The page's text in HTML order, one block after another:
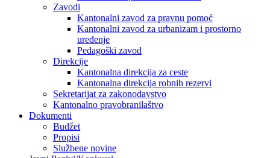
Zavodi
Kantonalni zavod za pravnu pomoć
Kantonalni zavod za urbanizam i prostorno
uređenje
Pedagoški zavod
Direkcije
Kantonalna direkcija za ceste
Kantonalna direkcija robnih rezervi
Sekretarijat za zakonodavstvo
Kantonalno pravobranilaštvo
Dokumenti
Budžet
Propisi
Službene novine